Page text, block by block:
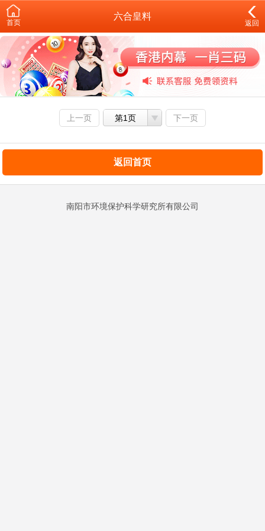
首页
六合皇料
返回
上一页 第1页 下一页
返回首页
南阳市环境保护科学研究所有限公司